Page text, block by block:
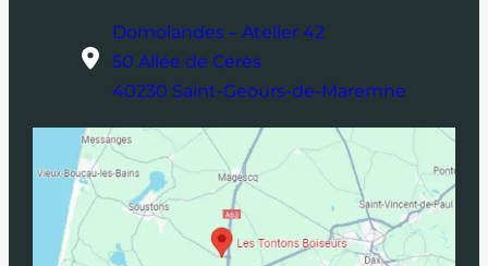
Domolandes – Atelier 42
50 Allée de Cérès
40230 Saint-Geours-de-Maremne